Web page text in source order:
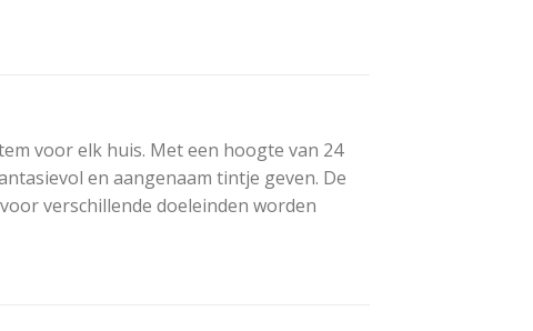
voor elk huis. Met een hoogte van 24
en aangenaam tintje geven. De
verschillende doeleinden worden